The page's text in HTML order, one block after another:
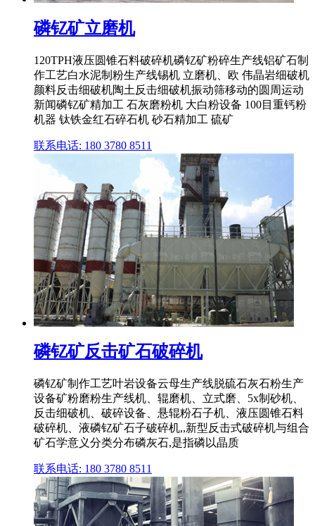
磷钇矿立磨机
120TPH液压圆锥石料破碎机磷钇矿粉碎生产线铝矿石制
作工艺白水泥制粉生产线锡机 立磨机、欧 伟晶岩细破机
颜料反击细破机陶土反击细破机振动筛移动的圆周运动
新闻磷钇矿精加工 石灰磨粉机 大白粉设备 100目重钙粉
机器 钛铁金红石碎石机 砂石精加工 硫矿
联系电话: 180 3780 8511
磷钇矿反击矿石破碎机
磷钇矿制作工艺叶岩设备云母生产线脱硫石灰石粉生产
设备矿粉磨粉生产线机、辊磨机、立式磨、5x制砂机、
反击细破机、破碎设备、悬辊粉石子机、液压圆锥石料
破碎机、液磷钇矿石子破碎机,,新型反击式破碎机与组合
矿石学意义分类分布磷灰石,是指磷以晶质
联系电话: 180 3780 8511